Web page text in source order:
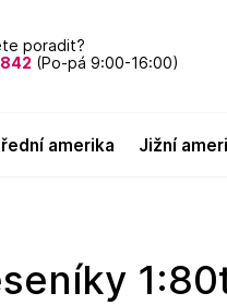
poradit?
(Po-pá 9:00-16:00)
amerika jižní